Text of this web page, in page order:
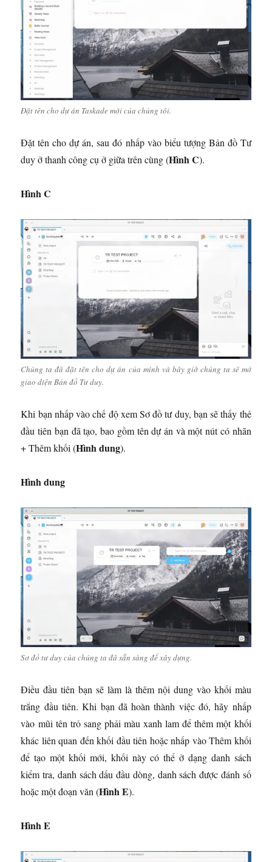
Đặt tên cho dự án Taskade mới của chúng tôi.
Đặt tên cho dự án, sau đó nhấp vào biểu tượng Bản đồ Tư
duy ở thanh công cụ ở giữa trên cùng (Hình C).
Hình C
Chúng ta đã đặt tên cho dự án của mình và bây giờ chúng ta sẽ mở
giao diện Bản đồ Tư duy.
Khi bạn nhấp vào chế độ xem Sơ đồ tư duy, bạn sẽ thấy thẻ
đầu tiên bạn đã tạo, bao gồm tên dự án và một nút có nhãn
+ Thêm khối (Hình dung).
Hình dung
Sơ đồ tư duy của chúng ta đã sẵn sàng để xây dựng.
Điều đầu tiên bạn sẽ làm là thêm nội dung vào khối màu
trắng đầu tiên. Khi bạn đã hoàn thành việc đó, hãy nhấp
vào mũi tên trỏ sang phải màu xanh lam để thêm một khối
khác liên quan đến khối đầu tiên hoặc nhấp vào Thêm khối
để tạo một khối mới, khối này có thể ở dạng danh sách
kiểm tra, danh sách dấu đầu dòng, danh sách được đánh số
hoặc một đoạn văn (Hình E).
Hình E